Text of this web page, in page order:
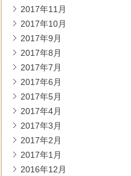
2017年11月
2017年10月
2017年9月
2017年8月
2017年7月
2017年6月
2017年5月
2017年4月
2017年3月
2017年2月
2017年1月
2016年12月